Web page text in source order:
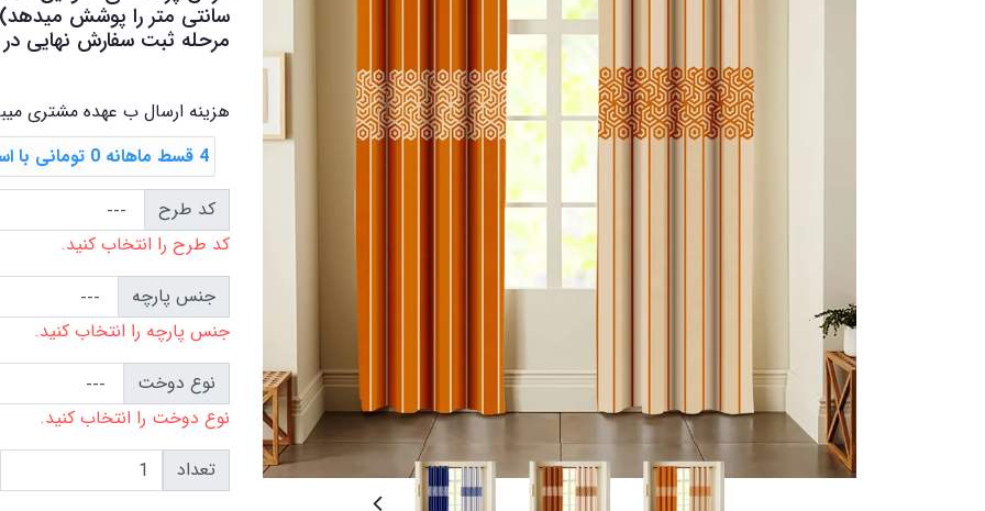
سانتی متر را پوشش میدهد)
مرحله ثبت سفارش نهایی در
هزینه ارسال ب عهده مشتری
4 قسط ماهانه 0 تومانی با اسنپ ‌پی
کد طرح
کد طرح را انتخاب کنید.
جنس پارچه
جنس پارچه را انتخاب کنید.
نوع دوخت
نوع دوخت را انتخاب کنید.
تعداد